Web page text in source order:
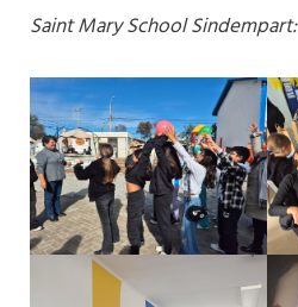
Saint Mary School Sindempart: